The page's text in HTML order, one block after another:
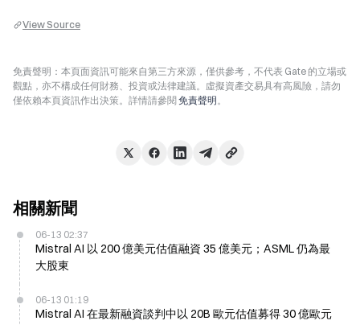
View Source
免責聲明：本頁面資訊可能來自第三方來源，僅供參考，不代表 Gate 的立場或
觀點，亦不構成任何財務、投資或法律建議。虛擬資產交易具有高風險，請勿
僅依賴本頁資訊作出決策。詳情請參閱 免責聲明。
相關新聞
06-13 02:37
Mistral AI 以 200 億美元估值融資 35 億美元；ASML 仍為最
大股東
06-13 01:19
Mistral AI 在最新融資談判中以 20B 歐元估值募得 30 億歐元